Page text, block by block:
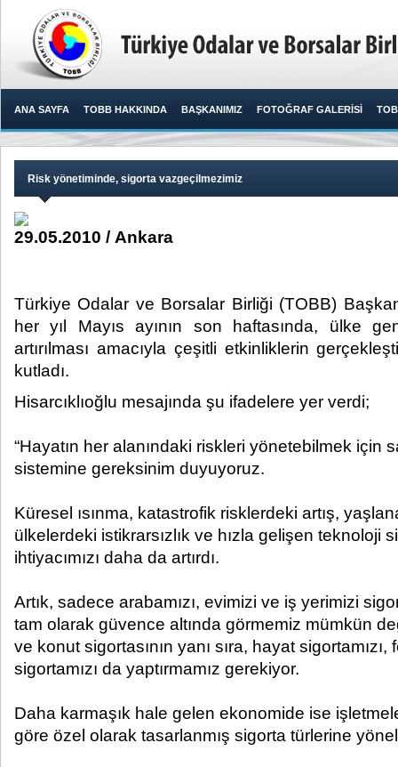
ANA SAYFA TOBB HAKKINDA BAŞKANIMIZ FOTOĞRAF GALERİSİ
Risk yönetiminde, sigorta vazgeçilmezimiz
29.05.2010 / Ankara
Türkiye Odalar ve Borsalar Birliği (TOBB)
her yıl Mayıs ayının son haftasında, ülke
artırılması amacıyla çeşitli etkinliklerin
kutladı.​
Hisarcıklıoğlu mesajında şu ifadelere yer verdi;
“Hayatın her alanındaki riskleri yönetebilmek için
sistemine gereksinim duyuyoruz.
Küresel ısınma, katastrofik risklerdeki artış,
ülkelerdeki istikrarsızlık ve hızla gelişen teknoloji
ihtiyacımızı daha da artırdı.
Artık, sadece arabamızı, evimizi ve iş yerimizi
tam olarak güvence altında görmemiz mümkün
ve konut sigortasının yanı sıra, hayat
sigortamızı da yaptırmamız gerekiyor.
Daha karmaşık hale gelen ekonomide ise
göre özel olarak tasarlanmış sigorta türlerine